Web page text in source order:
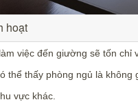
hoạt
việc đến giường sẽ tốn chỉ
thấy phòng ngủ là không
vực khác.